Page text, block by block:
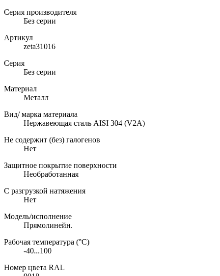
Серия производителя
Без серии
Артикул
zeta31016
Серия
Без серии
Материал
Металл
Вид/ марка материала
Нержавеющая сталь AISI 304 (V2A)
Не содержит (без) галогенов
Нет
Защитное покрытие поверхности
Необработанная
С разгрузкой натяжения
Нет
Модель/исполнение
Прямолинейн.
Рабочая температура (°C)
-40...100
Номер цвета RAL